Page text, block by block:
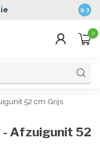
9.3
0
52 cm Grijs
Afzuigunit 52